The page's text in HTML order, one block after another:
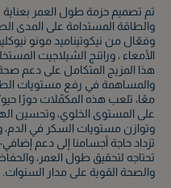
تم تصميم حزمة طول العمر بعناية
والطاقة المستدامة على المدى
الأمعاء ، وراتنج الشيلاجيت
هذا المزيج المتكامل على دعم صحة
والمساهمة في رفع مستويات
معًا، تلعب هذه المكمّلات دورًا
على المستوى الخلوي، وتحسين
وتوازن مستويات السكر في الدم،
تزداد حاجة أجسامنا إلى دعم
تحتاجه لتحقيق طول العمر،
والصحة القوية على مدار السنوات.